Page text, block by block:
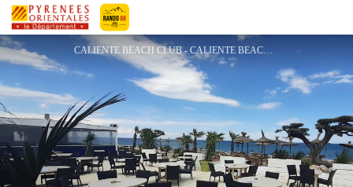
Pyrénées-Orientales Le Département
LE CALIENTE
CALIENTE BEACH CLUB - CALIENTE BEACH CLUB